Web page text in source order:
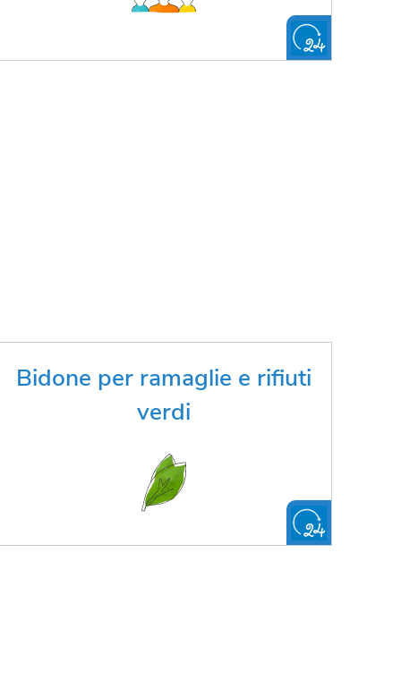
Bidone per ramaglie e rifiuti
verdi
Smaltisci i tuoi rifiuti verdi di
giardino semplicemente nel proprio
FAI LA RICHIESTA ONLINE